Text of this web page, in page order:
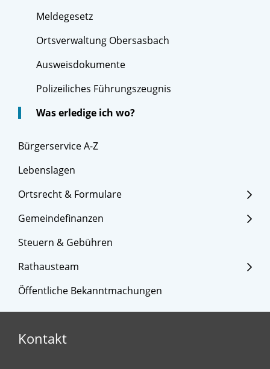
Meldegesetz
Ortsverwaltung Obersasbach
Ausweisdokumente
Polizeiliches Führungszeugnis
Was erledige ich wo?
Bürgerservice A-Z
Lebenslagen
Ortsrecht & Formulare
Gemeindefinanzen
Steuern & Gebühren
Rathausteam
Öffentliche Bekanntmachungen
Kontakt